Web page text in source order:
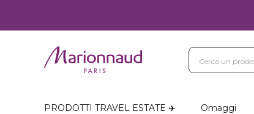
PRODOTTI TRAVEL ESTATE ✈️
Omaggi